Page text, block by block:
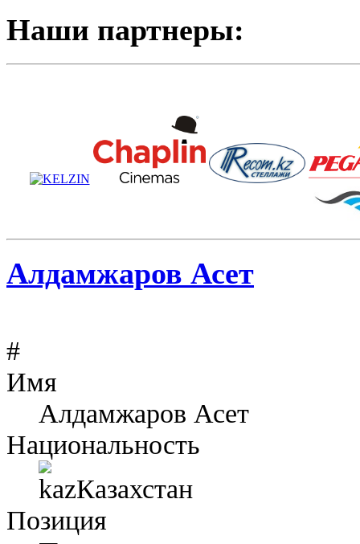
Наши партнеры:
Алдамжаров Асет
#
Имя
Алдамжаров Асет
Национальность
Казахстан
Позиция